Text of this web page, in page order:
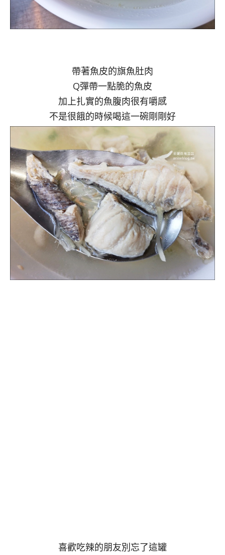
帶著魚皮的旗魚肚肉
Q彈帶一點脆的魚皮
加上扎實的魚腹肉很有嚼感
不是很餓的時候喝這一碗剛剛好
喜歡吃辣的朋友別忘了這罐